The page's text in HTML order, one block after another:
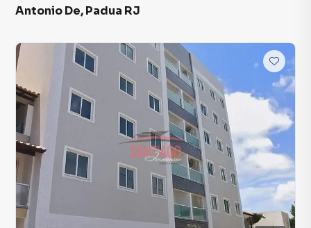
Antonio De, Padua RJ